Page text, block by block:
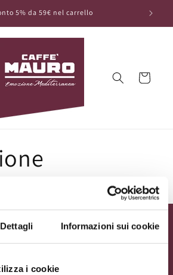
Dettagli Informazioni sui cookie
i cookie
5% da 59€ nel carrello
Carrello